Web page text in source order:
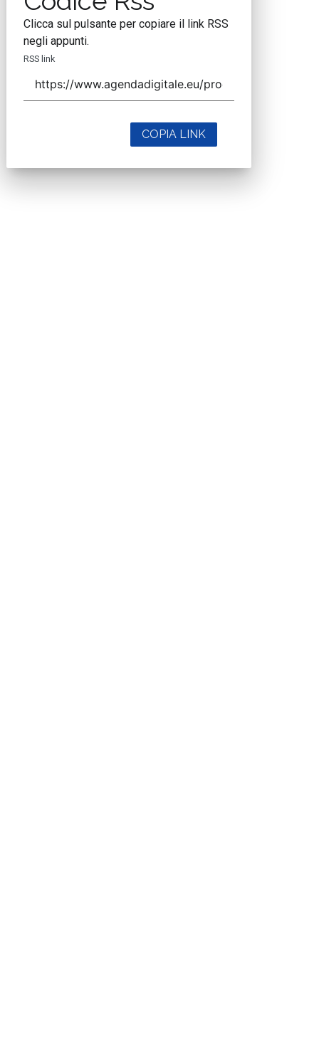
Clicca sul pulsante per copiare il link RSS
negli appunti.
RSS link
COPIA LINK